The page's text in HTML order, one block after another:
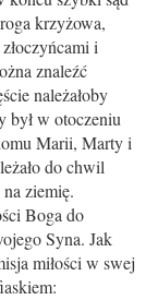
krzyżowa,
i
znaleźć
należałoby
był w otoczeniu
Marii, Marty i
do chwil
ziemię.
Boga do
Syna. Jak
miłości w swej